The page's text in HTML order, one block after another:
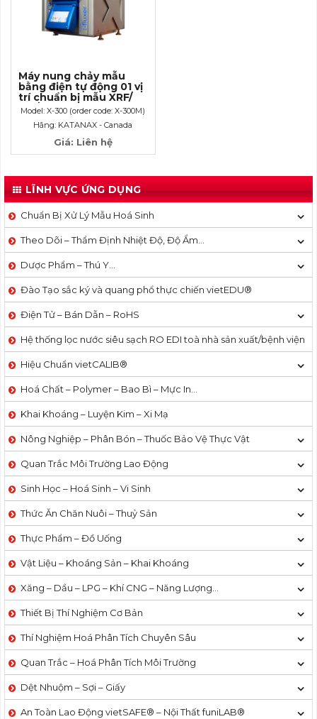
Máy nung chảy mẫu
bằng điện tự động 01 vị
trí chuẩn bị mẫu XRF/
ICP/ AAS
Model: X-300 (order code: X-300M)
Hãng: KATANAX - Canada
Giá: Liên hệ
LĨNH VỰC ỨNG DỤNG
Chuẩn Bị Xử Lý Mẫu Hoá Sinh
Theo Dõi – Thẩm Định Nhiệt Độ, Độ Ẩm…
Dược Phẩm – Thú Y…
Đào Tạo sắc ký và quang phổ thực chiến vietEDU®
Điện Tử – Bán Dẫn – RoHS
Hệ thống lọc nước siêu sạch RO EDI​​ toà nhà sản xuất/bệnh viện
Hiệu Chuẩn vietCALIB®
Hoá Chất – Polymer – Bao Bì – Mực In…
Khai Khoáng – Luyện Kim – Xi Mạ
Nông Nghiệp – Phân Bón – Thuốc Bảo Vệ Thực Vật
Quan Trắc Môi Trường Lao Động
Sinh Học – Hoá Sinh – Vi Sinh
Thức Ăn Chăn Nuôi – Thuỷ Sản
Thực Phẩm – Đồ Uống
Vật Liệu – Khoáng Sản – Khai Khoáng
Xăng – Dầu – LPG – Khí CNG – Năng Lượng…
Thiết Bị Thí Nghiệm Cơ Bản
Thí Nghiệm Hoá Phân Tích Chuyên Sâu
Quan Trắc – Hoá Phân Tích Môi Trường
Dệt Nhuộm – Sợi – Giấy
An Toàn Lao Động vietSAFE® – Nội Thất funiLAB®